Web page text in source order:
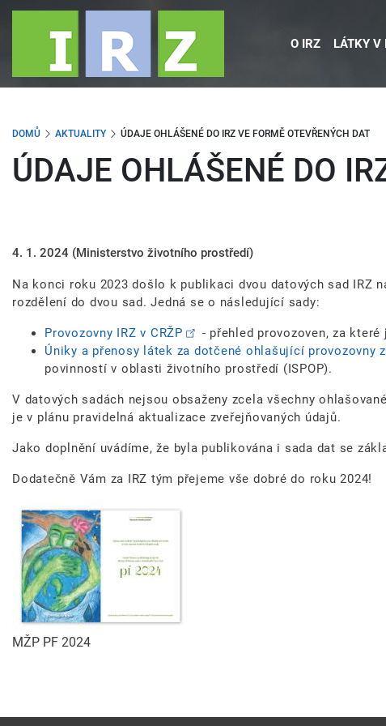
Přejít
O IRZ LÁTKY V
DOMŮ AKTUALITY ÚDAJE OHLÁŠENÉ DO IRZ VE FORMĚ OTEVŘENÝCH DAT
ÚDAJE OHLÁŠENÉ DO
4. 1. 2024 (Ministerstvo životního prostředí)
Na konci roku 2023 došlo k publikaci dvou datových sad IRZ
rozdělení do dvou sad. Jedná se o následující sady:
Provozovny IRZ v CRŽP
- přehled provozoven, za
Úniky a přenosy látek za dotčené ohlašující provozovny
povinností v oblasti životního prostředí (ISPOP).
V datových sadách nejsou obsaženy zcela všechny
je v plánu pravidelná aktualizace zveřejňovaných údajů.
Jako doplnění uvádíme, že byla publikována i sada dat se
Dodatečně Vám za IRZ tým přejeme vše dobré do roku 2024!
MŽP PF 2024